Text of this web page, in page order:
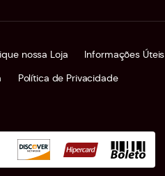
nossa Loja Informações Úteis
Política de Privacidade